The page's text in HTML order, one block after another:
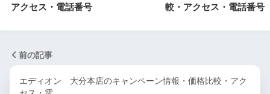
アクセス・電話番号
較・アクセス・電話番号
前の記事
エディオン 大分本店のキャンペーン情報・価格比較・アク